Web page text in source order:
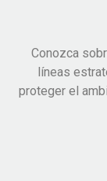
Conozca
líneas
proteger el